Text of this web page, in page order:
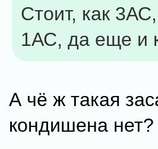
Стоит, как
1АС, да еще и
А чё ж такая
кондишена нет?